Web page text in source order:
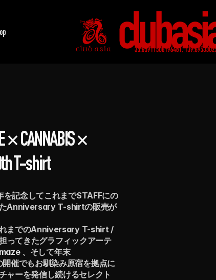
× CANNABIS ×
T-shirt
記念してこれまでSTAFFにの
Anniversary T-shirtの販売が
までのAnniversary T-shirt /
ってきたグラフィックアーテ
、そして年末
催でもお馴染み原宿を拠点に
ャーを発信し続けるセレクト